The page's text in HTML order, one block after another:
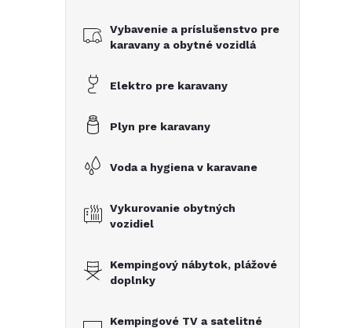
Vybavenie a príslušenstvo pre
karavany a obytné vozidlá
Elektro pre karavany
Plyn pre karavany
Voda a hygiena v karavane
Vykurovanie obytných
vozidiel
Kempingový nábytok, plážové
doplnky
Kempingové TV a satelitné